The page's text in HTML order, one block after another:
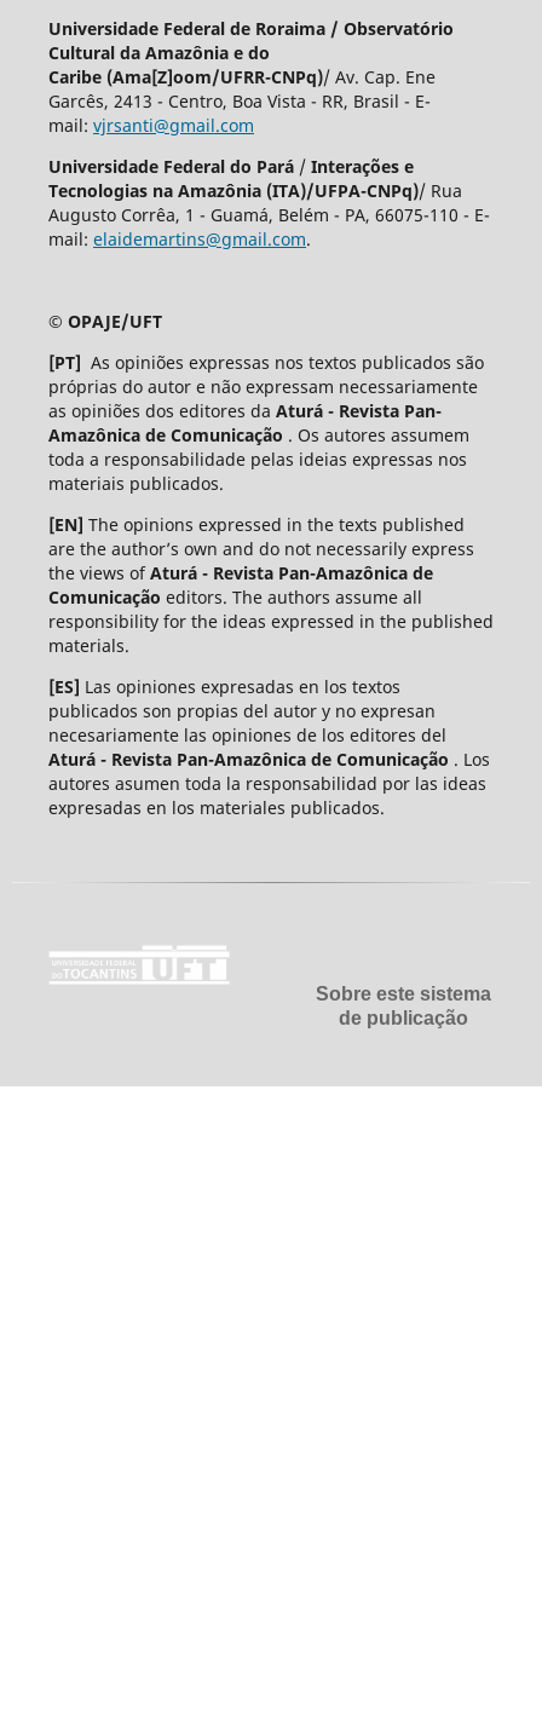
Universidade Federal de Roraima / Observatório
Cultural da Amazônia e do
Caribe (Ama[Z]oom/UFRR-CNPq)/ Av. Cap. Ene
Garcês, 2413 - Centro, Boa Vista - RR, Brasil - E-
mail: vjrsanti@gmail.com
Universidade Federal do Pará/ Interações e
Tecnologias na Amazônia (ITA)/UFPA-CNPq)/ Rua
Augusto Corrêa, 1 - Guamá, Belém - PA, 66075-110 - E-
mail: elaidemartins@gmail.com.
© OPAJE/UFT
[PT] As opiniões expressas nos textos publicados são
próprias do autor e não expressam necessariamente
as opiniões dos editores da Aturá - Revista Pan-
Amazônica de Comunicação . Os autores assumem
toda a responsabilidade pelas ideias expressas nos
materiais publicados.
[EN] The opinions expressed in the texts published
are the author’s own and do not necessarily express
the views ofAturá - Revista Pan-Amazônica de
Comunicação editors. The authors assume all
responsibility for the ideas expressed in the published
materials.
[ES] Las opiniones expresadas en los textos
publicados son propias del autor y no expresan
necesariamente las opiniones de los editores del
Aturá - Revista Pan-Amazônica de Comunicação . Los
autores asumen toda la responsabilidad por las ideas
expresadas en los materiales publicados.
Sobre este sistema
de publicação